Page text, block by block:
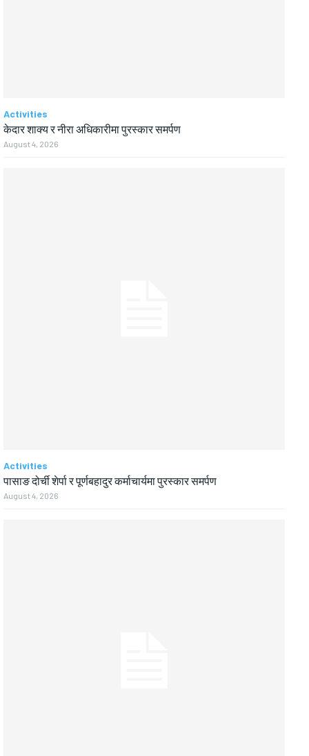
Activities
केदार शाक्य र नीरा अधिकारीमा पुरस्कार समर्पण
August 4, 2026
Activities
पासाङ दोर्ची शेर्पा र पूर्णबहादुर कर्माचार्यमा पुरस्कार समर्पण
August 4, 2026